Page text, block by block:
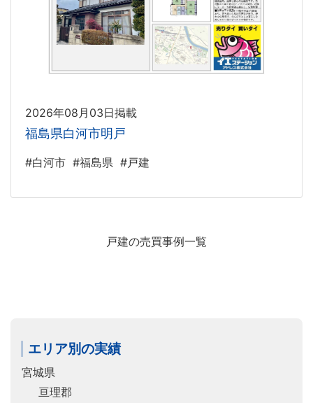
2026年08月03日掲載
福島県白河市明戸
#白河市 #福島県 #戸建
戸建の売買事例一覧
エリア別の実績
宮城県
亘理郡